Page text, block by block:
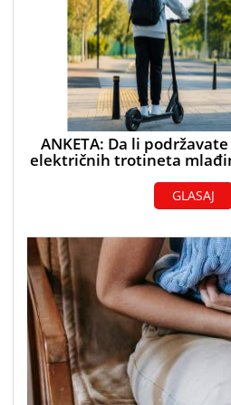
ANKETA: Da li
električnih trotineta
GLASAJ